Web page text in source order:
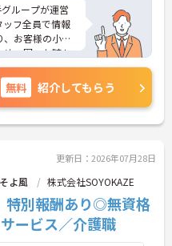
ループが運営
ッフ全員で情報
お客様の小さ
め、困った時も
います。待遇
力や売上への
ため、高いモ
環境です。さ
などの規定がな
アの専門性を
厚い研修体制
目指すことも可
暇や定年後の再
ける福利厚生
無料 紹介してもらう
更新日：2026年07月28日
よ風 株式会社SOYOKAZE
特別報酬あり◎無資格
ービス／介護職